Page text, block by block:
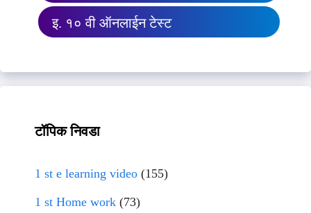
इ. १० वी ऑनलाईन टेस्ट
टॉपिक निवडा
1 st e learning video (155)
1 st Home work (73)